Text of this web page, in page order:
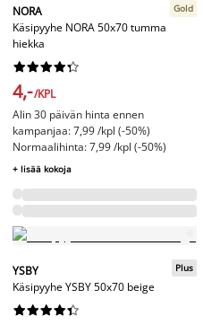
NORA
Käsipyyhe NORA 50x70 tumma
hiekka
Gold






4,-/KPL
Alin 30 päivän hinta ennen
kampanjaa: 7,99 /kpl (-50%)
Normaalihinta: 7,99 /kpl (-50%)
+ lisää kokoja
YSBY
Käsipyyhe YSBY 50x70 beige
Plus





